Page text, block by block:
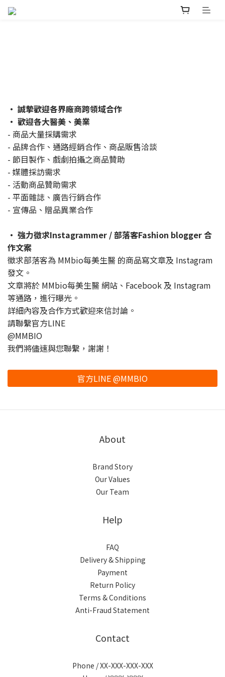
・ 誠摯歡迎各界廠商跨領域合作
・ 歡迎各大醫美、美業
- 商品大量採購需求
- 品牌合作、通路經銷合作、商品販售洽談
- 節目製作、戲劇拍攝之商品贊助
- 媒體採訪需求
- 活動商品贊助需求
- 平面雜誌、廣告行銷合作
- 宣傳品、贈品異業合作
・ 強力徵求Instagrammer / 部落客Fashion blogger 合
作文案
徵求部落客為 MMbio每美生醫 的商品寫文章及 Instagram
發文。
文章將於 MMbio每美生醫 網站、Facebook 及 Instagram
等通路，進行曝光。
詳細內容及合作方式歡迎來信討論。
請聯繫官方LINE
@MMBIO
我們將儘速與您聯繫，謝謝！
官方LINE @MMBIO
About
Brand Story
Our Values
Our Team
Help
FAQ
Delivery & Shipping
Payment
Return Policy
Terms & Conditions
Anti-Fraud Statement
Contact
Phone / XX-XXX-XXX-XXX